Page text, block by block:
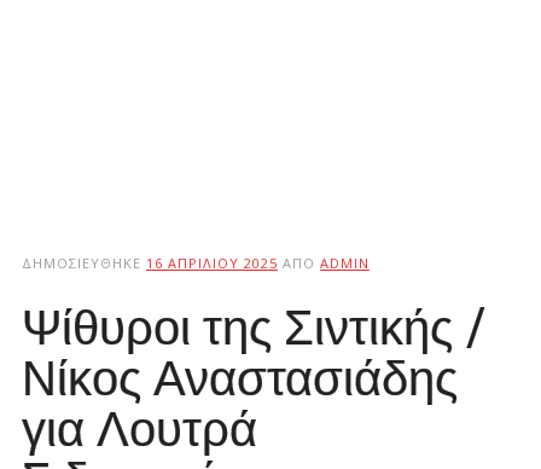
ΔΗΜΟΣΙΕΎΘΗΚΕ 16 ΑΠΡΙΛΊΟΥ 2025 ΑΠΌ ADMIN
Ψίθυροι της Σιντικής /
Νίκος Αναστασιάδης
για Λουτρά